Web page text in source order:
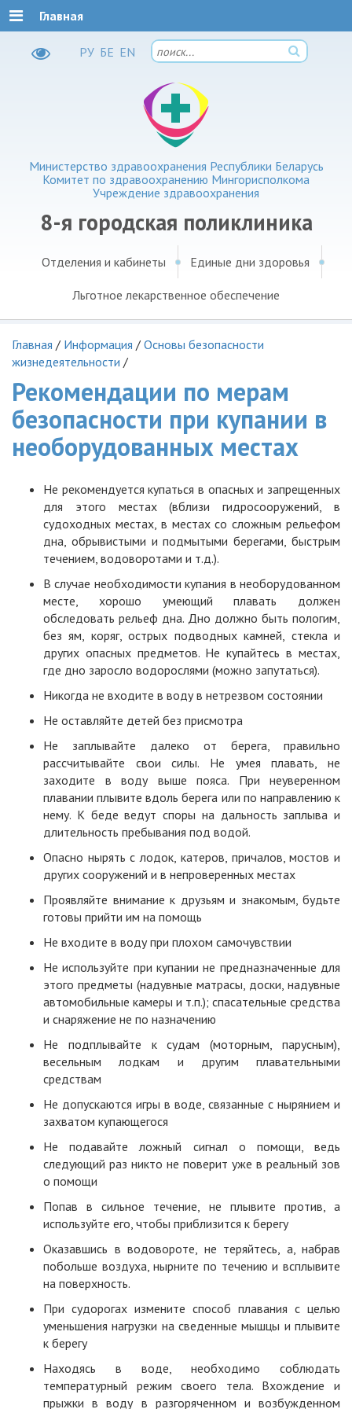
РУ БЕ EN
Министерство здравоохранения Республики Беларусь
Комитет по здравоохранению Мингорисполкома
Учреждение здравоохранения
8-я городская поликлиника
Главная
Отделения и кабинеты Единые дни здоровья
Льготное лекарственное обеспечение
Главная / Информация / Основы безопасности
жизнедеятельности /
Рекомендации по мерам
безопасности при купании в
необорудованных местах
Не рекомендуется купаться в опасных и запрещенных
для этого местах (вблизи гидросооружений, в
судоходных местах, в местах со сложным рельефом
дна, обрывистыми и подмытыми берегами, быстрым
течением, водоворотами и т.д.).
В случае необходимости купания в необорудованном
месте, хорошо умеющий плавать должен
обследовать рельеф дна. Дно должно быть пологим,
без ям, коряг, острых подводных камней, стекла и
других опасных предметов. Не купайтесь в местах,
где дно заросло водорослями (можно запутаться).
Никогда не входите в воду в нетрезвом состоянии
Не оставляйте детей без присмотра
Не заплывайте далеко от берега, правильно
рассчитывайте свои силы. Не умея плавать, не
заходите в воду выше пояса. При неуверенном
плавании плывите вдоль берега или по направлению к
нему. К беде ведут споры на дальность заплыва и
длительность пребывания под водой.
Опасно нырять с лодок, катеров, причалов, мостов и
других сооружений и в непроверенных местах
Проявляйте внимание к друзьям и знакомым, будьте
готовы прийти им на помощь
Не входите в воду при плохом самочувствии
Не используйте при купании не предназначенные для
этого предметы (надувные матрасы, доски, надувные
автомобильные камеры и т.п.); спасательные средства
и снаряжение не по назначению
Не подплывайте к судам (моторным, парусным),
весельным лодкам и другим плавательными
средствам
Не допускаются игры в воде, связанные с нырянием и
захватом купающегося
Не подавайте ложный сигнал о помощи, ведь
следующий раз никто не поверит уже в реальный зов
о помощи
Попав в сильное течение, не плывите против, а
используйте его, чтобы приблизится к берегу
Оказавшись в водовороте, не теряйтесь, а, набрав
побольше воздуха, нырните по течению и всплывите
на поверхность.
При судорогах измените способ плавания с целью
уменьшения нагрузки на сведенные мышцы и плывите
к берегу
Находясь в воде, необходимо соблюдать
температурный режим своего тела. Вхождение и
прыжки в воду в разгоряченном и возбужденном